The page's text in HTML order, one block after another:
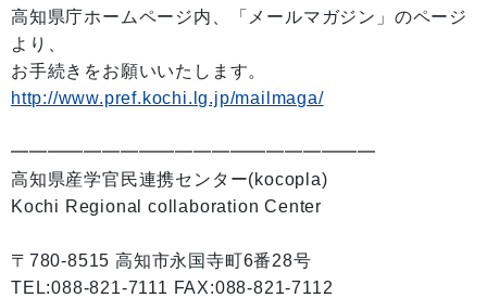
高知県庁ホームページ内、「メールマガジン」のページ
より、
お手続きをお願いいたします。
http://www.pref.kochi.lg.jp/mailmaga/
━━━━━━━━━━━━━━━━━━━━
高知県産学官民連携センター(kocopla)
Kochi Regional collaboration Center
〒780-8515 高知市永国寺町6番28号
TEL:088-821-7111 FAX:088-821-7112